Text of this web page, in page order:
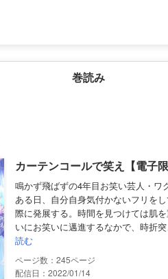
巻読み
カーテンコールで笑え【電子
鳴かず飛ばずの4年目お笑い芸人・ワ
ある日、自分自身気付かないフリを
際に発展する。時間を見つけては肌
いにお笑いに邁進するなかで、時折
読む
245
配信日：2022/01/14